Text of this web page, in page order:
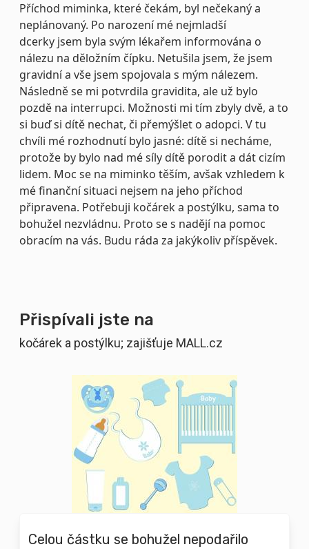
Přispívali jste na
kočárek a postýlku; zajišťuje MALL.cz
Celou částku se bohužel nepodařilo
Příchod miminka, které čekám, byl nečekaný a
neplánovaný. Po narození mé nejmladší
dcerky jsem byla svým lékařem informována o
nálezu na děložním čípku. Netušila jsem, že jsem
gravidní a vše jsem spojovala s mým nálezem.
Následně se mi potvrdila gravidita, ale už bylo
pozdě na interrupci. Možnosti mi tím zbyly dvě, a to
si buď si dítě nechat, či přemýšlet o adopci. V tu
chvíli mé rozhodnutí bylo jasné: dítě si necháme,
protože by bylo nad mé síly dítě porodit a dát cizím
lidem. Moc se na miminko těším, avšak vzhledem k
mé finanční situaci nejsem na jeho příchod
připravena. Potřebuji kočárek a postýlku, sama to
bohužel nezvládnu. Proto se s nadějí na pomoc
obracím na vás. Budu ráda za jakýkoliv příspěvek.